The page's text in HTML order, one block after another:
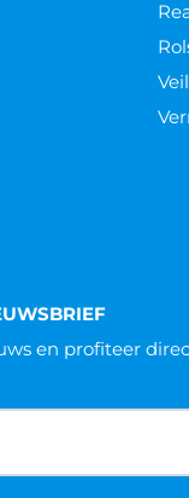
keuring
Volgens